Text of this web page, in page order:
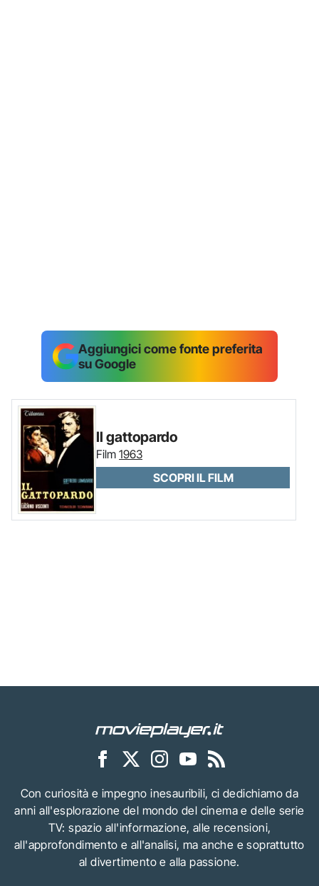
Aggiungici come fonte preferita
su Google
Il gattopardo
Film 1963
SCOPRI IL FILM
Con curiosità e impegno inesauribili, ci dedichiamo da
anni all'esplorazione del mondo del cinema e delle serie
TV: spazio all'informazione, alle recensioni,
all'approfondimento e all'analisi, ma anche e soprattutto
al divertimento e alla passione.